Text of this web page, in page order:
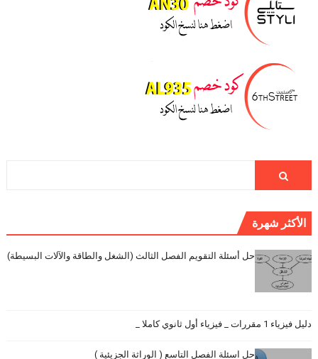
الأكثر شهرة
حل أسئلة التقويم الفصل الثالث (الشغل والطاقة والآلات البسيطة)
دليل فيزياء 1 مقررات _ فيزياء أول ثانوي كاملا _
حل اسئلة الفصل التاسع ( الوراثة الجزيئية )